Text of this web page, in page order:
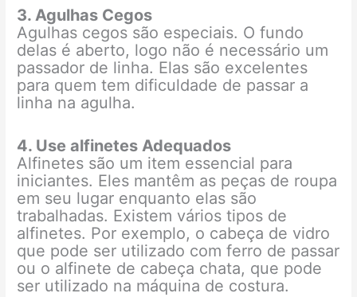
3. Agulhas Cegos
Agulhas cegos são especiais. O fundo
delas é aberto, logo não é necessário um
passador de linha. Elas são excelentes
para quem tem dificuldade de passar a
linha na agulha.
4. Use alfinetes Adequados
Alfinetes são um item essencial para
iniciantes. Eles mantêm as peças de roupa
em seu lugar enquanto elas são
trabalhadas. Existem vários tipos de
alfinetes. Por exemplo, o cabeça de vidro
que pode ser utilizado com ferro de passar
ou o alfinete de cabeça chata, que pode
ser utilizado na máquina de costura.